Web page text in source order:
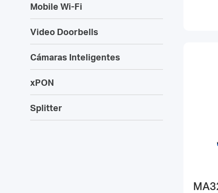
Mobile Wi-Fi
Video Doorbells
Cámaras Inteligentes
xPON
Splitter